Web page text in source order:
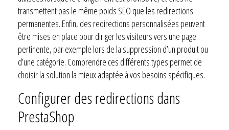
transmettent pas le même poids SEO que les redirections
permanentes. Enfin, des redirections personnalisées peuvent
être mises en place pour diriger les visiteurs vers une page
pertinente, par exemple lors de la suppression d’un produit ou
d’une catégorie. Comprendre ces différents types permet de
choisir la solution la mieux adaptée à vos besoins spécifiques.
Configurer des redirections dans
PrestaShop